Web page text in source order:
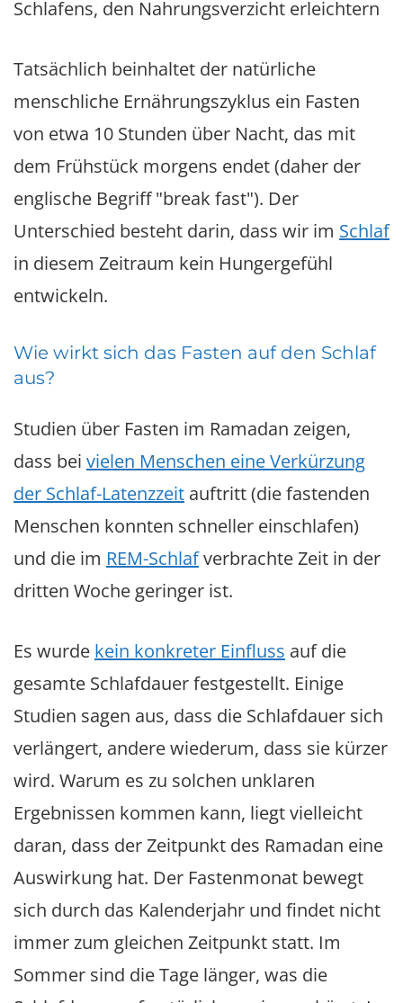
Schlafens, den Nahrungsverzicht erleichtern
Tatsächlich beinhaltet der natürliche
menschliche Ernährungszyklus ein Fasten
von etwa 10 Stunden über Nacht, das mit
dem Frühstück morgens endet (daher der
englische Begriff "break fast"). Der
Unterschied besteht darin, dass wir im Schlaf
in diesem Zeitraum kein Hungergefühl
entwickeln.
Wie wirkt sich das Fasten auf den Schlaf
aus?
Studien über Fasten im Ramadan zeigen,
dass bei vielen Menschen eine Verkürzung
der Schlaf-Latenzzeit auftritt (die fastenden
Menschen konnten schneller einschlafen)
und die im REM-Schlafverbrachte Zeit in der
dritten Woche geringer ist.
Es wurde kein konkreter Einfluss auf die
gesamte Schlafdauer festgestellt. Einige
Studien sagen aus, dass die Schlafdauer sich
verlängert, andere wiederum, dass sie kürzer
wird. Warum es zu solchen unklaren
Ergebnissen kommen kann, liegt vielleicht
daran, dass der Zeitpunkt des Ramadan eine
Auswirkung hat. Der Fastenmonat bewegt
sich durch das Kalenderjahr und findet nicht
immer zum gleichen Zeitpunkt statt. Im
Sommer sind die Tage länger, was die